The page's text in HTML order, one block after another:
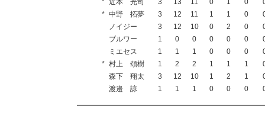
* 近本 光司 3 13 11 0 1 0
* 中野 拓夢 3 12 11 1 1 0
ノイジー
3 12 10 0 2 0
ブルワー
1 0 0 0 0 0
ミエセス
1 1 1 0 0 0
* 村上 頌樹 1 2 2 1 1 1
森下 翔太
3 12 10 1 2 1
渡邉 諒
1 1 1 0 0 0